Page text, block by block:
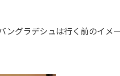
ングラデシュは行く前のイメ